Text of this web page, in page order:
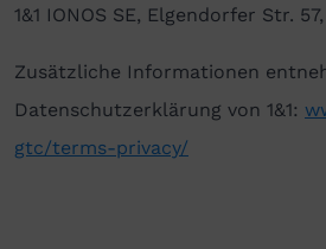
1&1 IONOS SE, Elgendorfer Str.
Zusätzliche Informationen
Datenschutzerklärung von 1&1:
gtc/terms-privacy/